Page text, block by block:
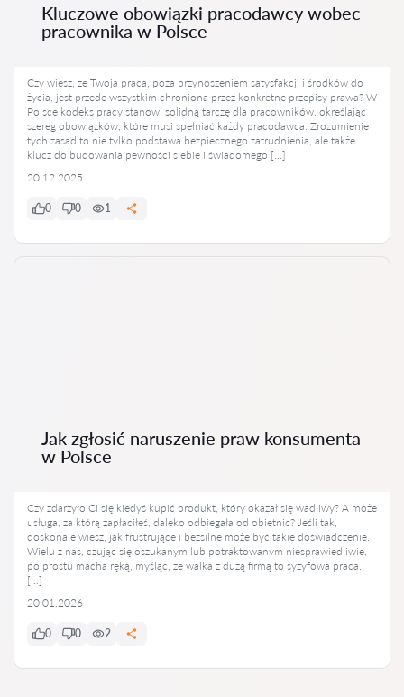
Kluczowe obowiązki pracodawcy wobec
pracownika w Polsce
Czy wiesz, że Twoja praca, poza przynoszeniem satysfakcji i środków do
życia, jest przede wszystkim chroniona przez konkretne przepisy prawa? W
Polsce kodeks pracy stanowi solidną tarczę dla pracowników, określając
szereg obowiązków, które musi spełniać każdy pracodawca. Zrozumienie
tych zasad to nie tylko podstawa bezpiecznego zatrudnienia, ale także
klucz do budowania pewności siebie i świadomego […]
20.12.2025
0 0 1
Jak zgłosić naruszenie praw konsumenta
w Polsce
Czy zdarzyło Ci się kiedyś kupić produkt, który okazał się wadliwy? A może
usługa, za którą zapłaciłeś, daleko odbiegała od obietnic? Jeśli tak,
doskonale wiesz, jak frustrujące i bezsilne może być takie doświadczenie.
Wielu z nas, czując się oszukanym lub potraktowanym niesprawiedliwie,
po prostu macha ręką, myśląc, że walka z dużą firmą to syzyfowa praca.
[…]
20.01.2026
0 0 2